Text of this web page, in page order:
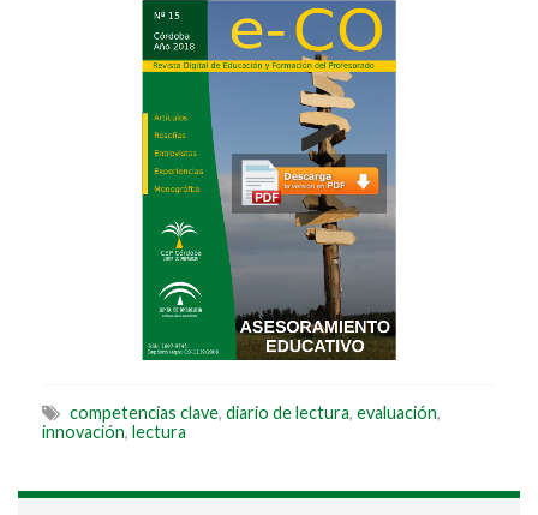
competencias clave, diario de lectura, evaluación,
innovación, lectura